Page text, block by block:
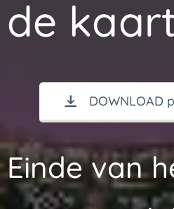
de
DOWNLOAD
Einde van